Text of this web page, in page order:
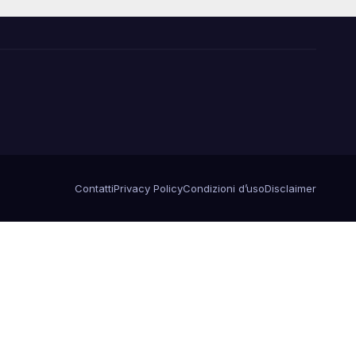
ContattiPrivacy PolicyCondizioni d’usoDisclaimer